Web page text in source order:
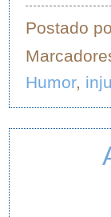
Postado
Humor,